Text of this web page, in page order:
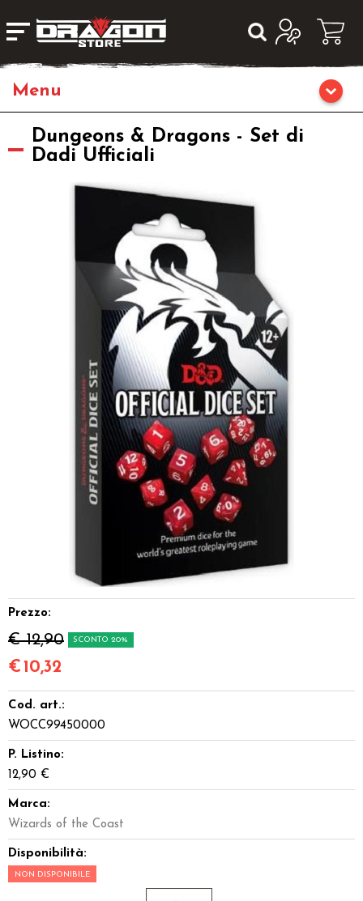
Giochi da Tavolo
Giochi di Carte Collezionabili
Giocattoli e Gadget
Offerte del Dragone
Dungeons & Dragons - Set di
Dadi Ufficiali
Prezzo:
€ 12,90 SCONTO 20%
€ 10,32
Cod. art.:
WOCC99450000
P. Listino:
12,90 €
Marca:
Wizards of the Coast
Disponibilità:
NON DISPONIBILE